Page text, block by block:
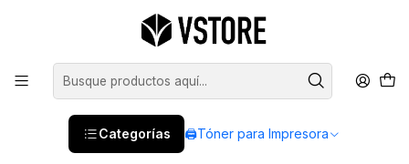
Categorías 🖨️Tóner para Impresora